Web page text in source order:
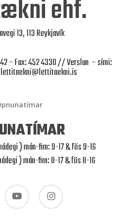
ehf.
13, 113 Reykjavík
– Fax: 452 4330 // Verslun – sími:
lettitaekni@lettitaekni.is
) mán-fim: 9-17 & fös 9-16
) mán-fim: 8-17 & fös 8-16
youtube instagram